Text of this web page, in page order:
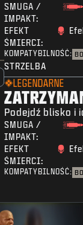
SMUGA /
IMPAKT:
EFEKT
ŚMIERCI:
KOMPATYBILNOŚĆ:
STRZELBA
LEGENDARNE
Podejdź blisko i
SMUGA /
IMPAKT:
EFEKT
ŚMIERCI:
KOMPATYBILNOŚĆ: